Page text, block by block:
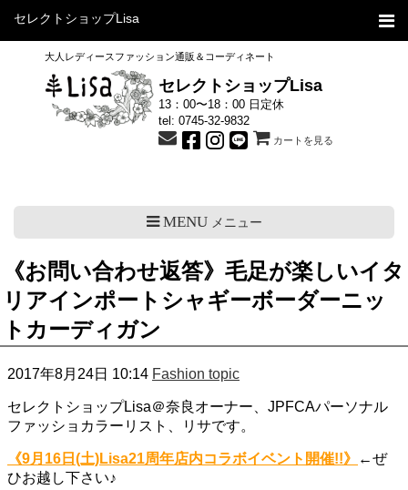
セレクトショップLisa
大人レディースファッション通販＆コーディネート
セレクトショップLisa
13：00〜18：00 日定休
tel: 0745-32-9832
カートを見る
MENUメニュー
《お問い合わせ返答》毛足が楽しいイタ
リアインポートシャギーボーダーニッ
トカーディガン
2017年8月24日 10:14 Fashion topic
セレクトショップLisa＠奈良オーナー、JPFCAパーソナル
ファッショカラーリスト、リサです。
《9月16日(土)Lisa21周年店内コラボイベント開催!!》
←ぜ
ひお越し下さい♪